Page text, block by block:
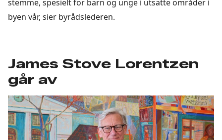
stemme, spesielt for barn og unge i utsatte områder i
byen vår, sier byrådslederen.
James Stove Lorentzen
går av